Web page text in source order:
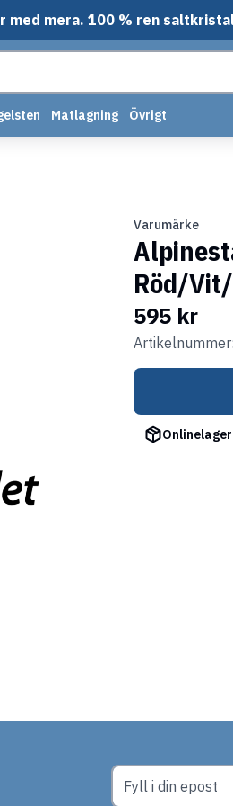
mera. 100 % ren
Matlagning Övrigt
Varumärke
Röd/
595 kr
Onlinelager